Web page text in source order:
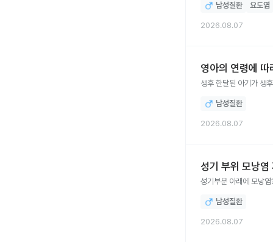
남성질환 요도염
2026.08.07
영아의 연령에
생후 한달된 아기가 생
남성질환
2026.08.07
성기 부위 모낭
성기부분 아래에 모낭
남성질환
2026.08.07